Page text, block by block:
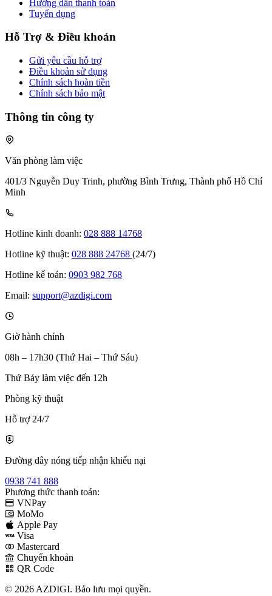
Hướng dẫn thanh toán
Tuyển dụng
Hỗ Trợ & Điều khoản
Gửi yêu cầu hỗ trợ
Điều khoản sử dụng
Chính sách hoàn tiền
Chính sách bảo mật
Thông tin công ty
Văn phòng làm việc
401/3 Nguyễn Duy Trinh, phường Bình Trưng, Thành phố Hồ Chí
Minh
Hotline kinh doanh: 028 888 14768
Hotline kỹ thuật: 028 888 24768 (24/7)
Hotline kế toán: 0903 982 768
Email: support@azdigi.com
Giờ hành chính
08h – 17h30 (Thứ Hai – Thứ Sáu)
Thứ Bảy làm việc đến 12h
Phòng kỹ thuật
Hỗ trợ 24/7
Đường dây nóng tiếp nhận khiếu nại
0938 741 888
Phương thức thanh toán:
VNPay
MoMo
Apple Pay
Visa
Mastercard
Chuyển khoản
QR Code
© 2026 AZDIGI. Bảo lưu mọi quyền.